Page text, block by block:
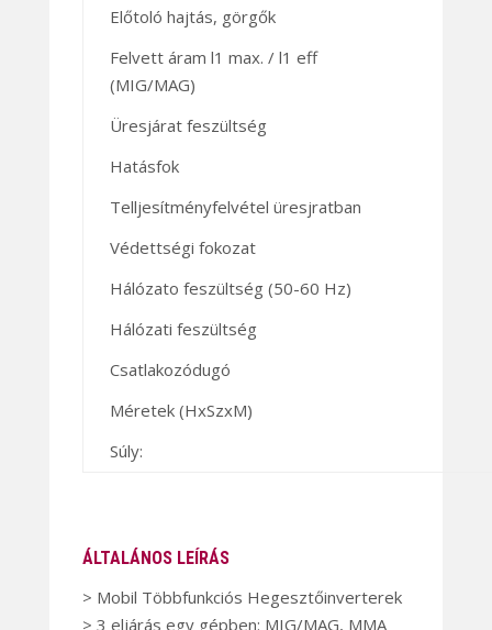
Előtoló hajtás, görgők
Felvett áram l1 max. / l1 eff
(MIG/MAG)
Üresjárat feszültség
Hatásfok
Telljesítményfelvétel üresjratban
Védettségi fokozat
Hálózato feszültség (50-60 Hz)
Hálózati feszültség
Csatlakozódugó
Méretek (HxSzxM)
Súly:
ÁLTALÁNOS LEÍRÁS
> Mobil Többfunkciós Hegesztőinverterek
> 3 eljárás egy gépben: MIG/MAG, MMA